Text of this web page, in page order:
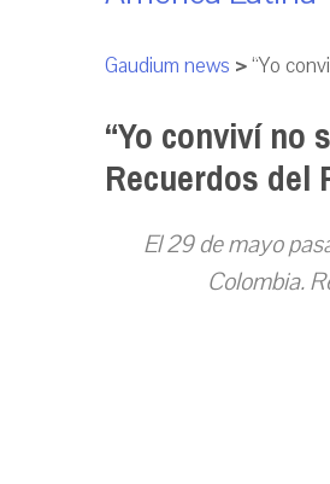
Gaudium news >“Yo
“Yo conviví
Recuerdos del
El 29 de mayo
Colombia.